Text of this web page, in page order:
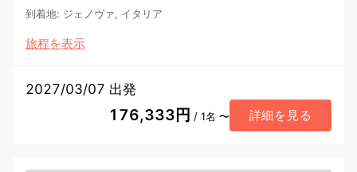
到着地: ジェノヴァ, イタリア
旅程を表示
2027/03/07 出発
176,333円 / 1名 〜 詳細を見る